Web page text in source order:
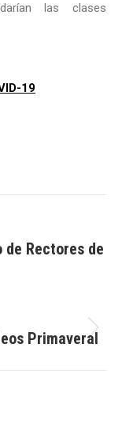
las clases
19
Rectores de
Primaveral